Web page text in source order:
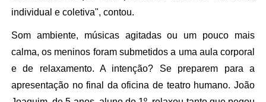
individual e coletiva", contou.
Som ambiente, músicas agitadas ou um pouco mais
calma, os meninos foram submetidos a uma aula corporal
e de relaxamento. A intenção? Se preparem para a
apresentação no final da oficina de teatro humano. João